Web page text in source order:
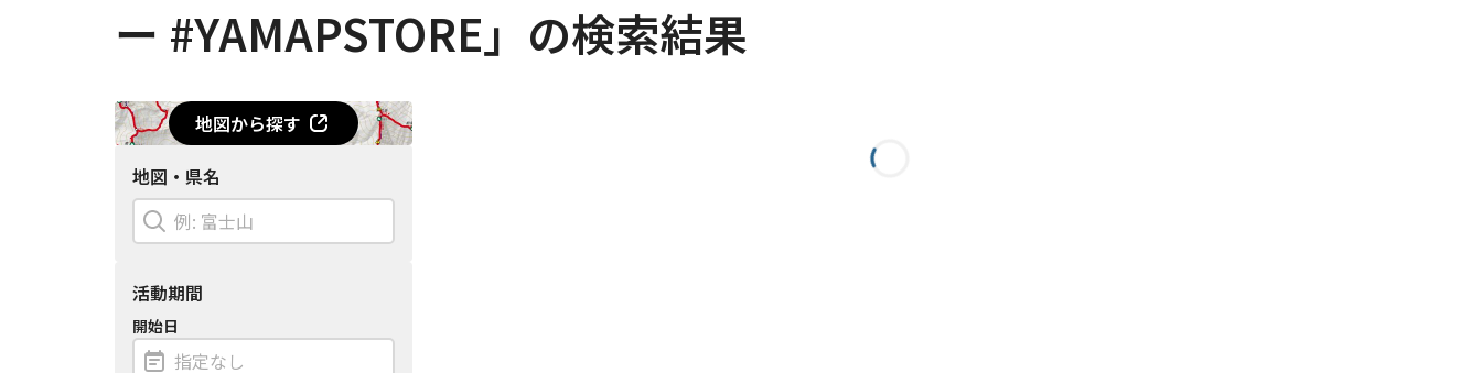
ー #YAMAPSTORE」の検索結果
地図から探す
地図・県名
活動期間
開始日